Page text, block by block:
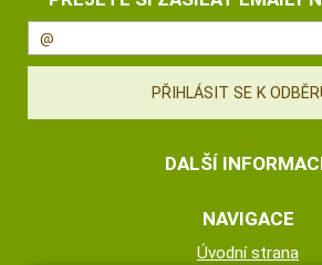
DALŠÍ
NAVIGACE
Úvodní strana